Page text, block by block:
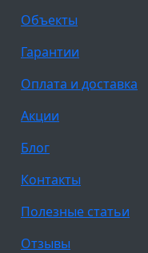
Объекты
Гарантии
Оплата и доставка
Акции
Блог
Контакты
Полезные статьи
Отзывы